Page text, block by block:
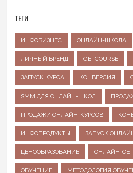
ТЕГИ
ИНФОБИЗНЕС ОНЛАЙН-ШКОЛА
ЛИЧНЫЙ БРЕНД GETCOURSE
ЗАПУСК КУРСА КОНВЕРСИЯ
SMM ДЛЯ ОНЛАЙН-ШКОЛ
ПРОДАЖИ ОНЛАЙН-КУРСОВ
ИНФОПРОДУКТЫ ЗАПУСК
ЦЕНООБРАЗОВАНИЕ ОНЛАЙН-
ОБУЧЕНИЕ МЕТОДОЛОГИЯ